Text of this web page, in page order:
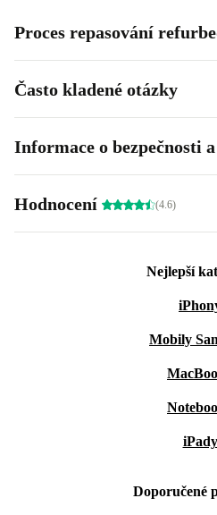
Proces repasování
Často kladené otázky
Informace o bezpečnosti
Hodnocení (4.6)
Nejlepší
Mobily
iPady
Doporučené